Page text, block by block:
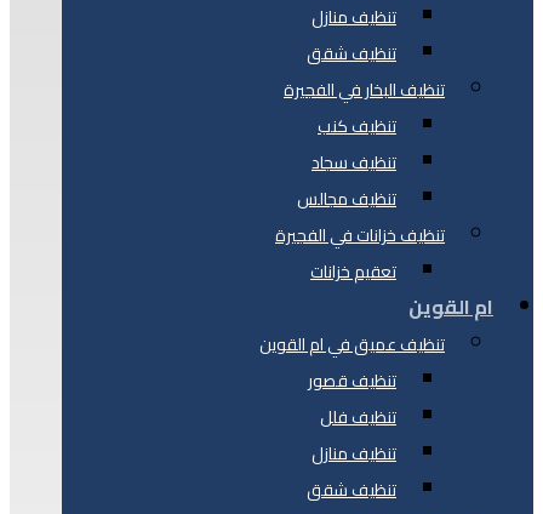
تنظيف منازل
تنظيف شقق
تنظيف البخار في الفجيرة
تنظيف كنب
تنظيف سجاد
تنظيف مجالس
تنظيف خزانات في الفجيرة
تعقيم خزانات
ام القوين
تنظيف عميق في ام القوين
تنظيف قصور
تنظيف فلل
تنظيف منازل
تنظيف شقق